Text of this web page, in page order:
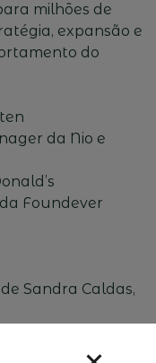
milhões de
expansão e
do
da Nio e
Foundever
Sandra Caldas,